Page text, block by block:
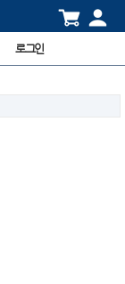
로그인